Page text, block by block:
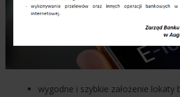
wygodne i szybkie założenie lokaty